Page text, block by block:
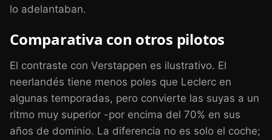
lo adelantaban.
Comparativa con otros pilotos
El contraste con Verstappen es ilustrativo. El
neerlandés tiene menos poles que Leclerc en
algunas temporadas, pero convierte las suyas a un
ritmo muy superior -por encima del 70% en sus
años de dominio. La diferencia no es solo el coche;